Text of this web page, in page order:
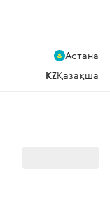
Астана
KZҚазақша